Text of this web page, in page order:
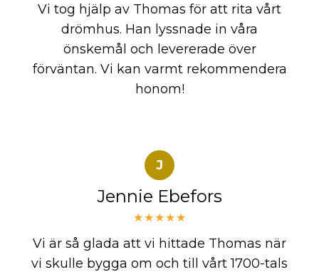
Vi tog hjälp av Thomas för att rita vårt
drömhus. Han lyssnade in våra
önskemål och levererade över
förväntan. Vi kan varmt rekommendera
honom!
J
Jennie Ebefors
★★★★★
Vi är så glada att vi hittade Thomas när
vi skulle bygga om och till vårt 1700-tals